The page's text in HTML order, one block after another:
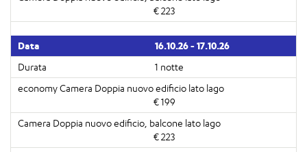
€ 223
16.10.26 - 17.10.26
1 notte
€ 199
€ 223